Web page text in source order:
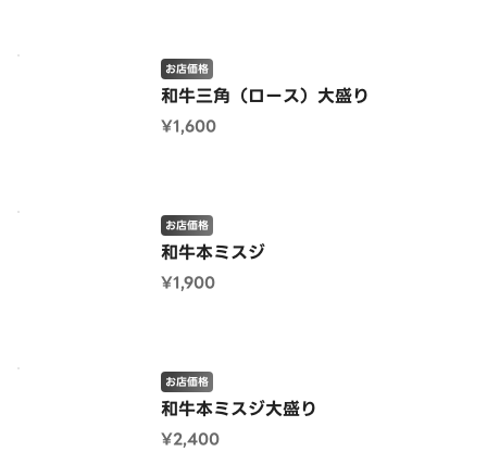
和牛三角（ロース）大盛り
お店価格
¥1,600
和牛本ミスジ
お店価格
¥1,900
和牛本ミスジ大盛り
お店価格
¥2,400